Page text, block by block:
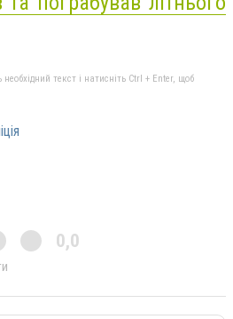
текст і натисніть Ctrl + Enter, щоб
0,0